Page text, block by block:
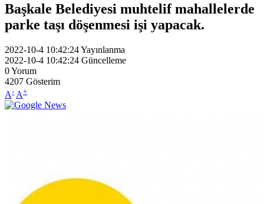
Başkale Belediyesi muhtelif mahallelerde
parke taşı döşenmesi işi yapacak.
2022-10-4 10:42:24Yayınlanma
2022-10-4 10:42:24 Güncelleme
0Yorum
4207 Gösterim
A- A+